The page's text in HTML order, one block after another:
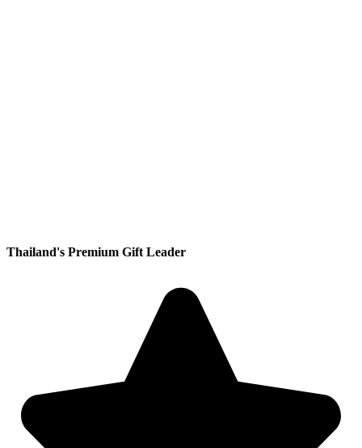
Thailand's Premium Gift Leader